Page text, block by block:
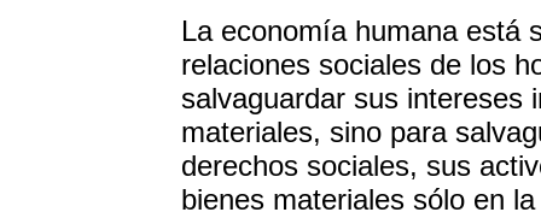
La economía humana está
relaciones sociales de los
salvaguardar sus intereses
materiales, sino para
derechos sociales, sus
bienes materiales sólo en